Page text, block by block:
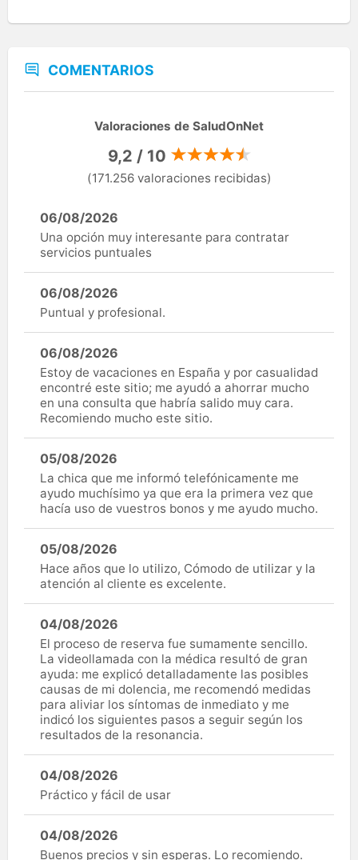
COMENTARIOS
Valoraciones de SaludOnNet
9,2 / 10
(171.256 valoraciones recibidas)
06/08/2026
Una opción muy interesante para contratar
servicios puntuales
06/08/2026
Puntual y profesional.
06/08/2026
Estoy de vacaciones en España y por casualidad
encontré este sitio; me ayudó a ahorrar mucho
en una consulta que habría salido muy cara.
Recomiendo mucho este sitio.
05/08/2026
La chica que me informó telefónicamente me
ayudo muchísimo ya que era la primera vez que
hacía uso de vuestros bonos y me ayudo mucho.
05/08/2026
Hace años que lo utilizo, Cómodo de utilizar y la
atención al cliente es excelente.
04/08/2026
El proceso de reserva fue sumamente sencillo.
La videollamada con la médica resultó de gran
ayuda: me explicó detalladamente las posibles
causas de mi dolencia, me recomendó medidas
para aliviar los síntomas de inmediato y me
indicó los siguientes pasos a seguir según los
resultados de la resonancia.
04/08/2026
Práctico y fácil de usar
04/08/2026
Buenos precios y sin esperas. Lo recomiendo.